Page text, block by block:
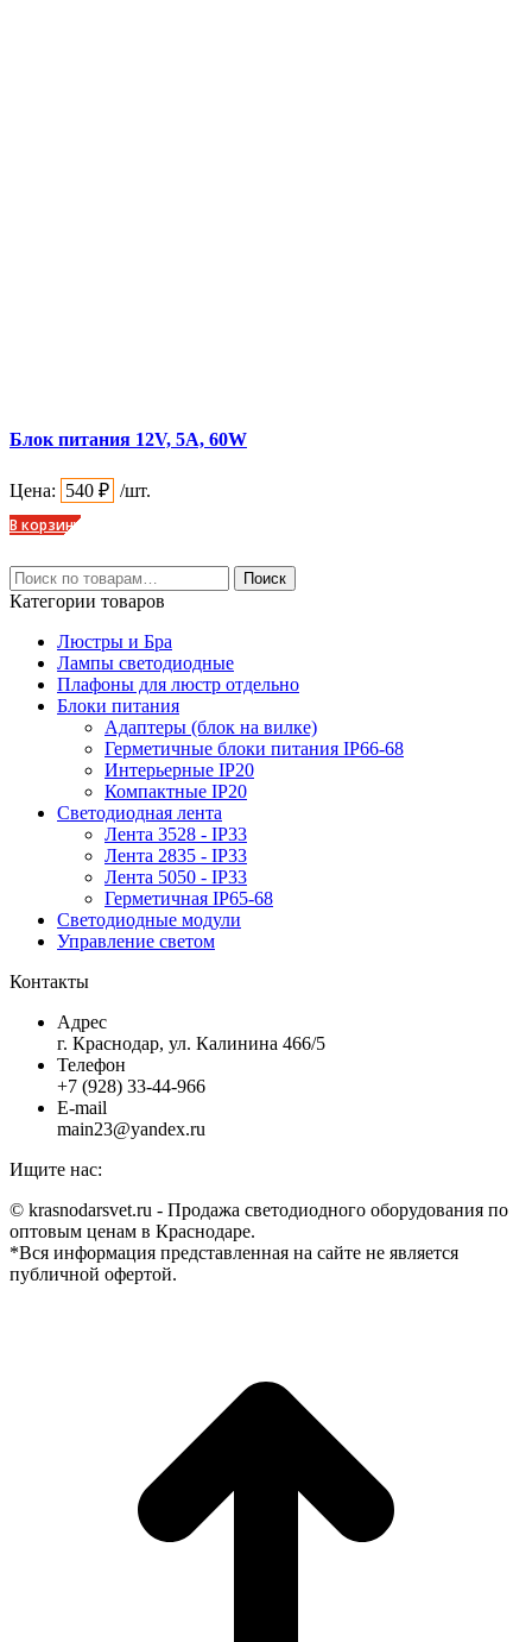
Блок питания 12V, 5A, 60W
Цена: 540 ₽ /шт.
В корзину
Искать: Поиск
Категории товаров
Люстры и Бра
Лампы светодиодные
Плафоны для люстр отдельно
Блоки питания
Адаптеры (блок на вилке)
Герметичные блоки питания IP66-68
Интерьерные IP20
Компактные IP20
Светодиодная лента
Лента 3528 - IP33
Лента 2835 - IP33
Лента 5050 - IP33
Герметичная IP65-68
Светодиодные модули
Управление светом
Контакты
Адрес
г. Краснодар, ул. Калинина 466/5
Телефон
+7 (928) 33-44-966
E-mail
main23@yandex.ru
Ищите нас:
Страница
Facebook
открывается
в
Страница
Twitter
открывается
в
Страница
Instagram
открывается
в
Страница
Вконтакте
открывается
в
© krasnodarsvet.ru - Продажа светодиодного оборудования по
оптовым ценам в Краснодаре.
*Вся информация представленная на сайте не является
публичной офертой.